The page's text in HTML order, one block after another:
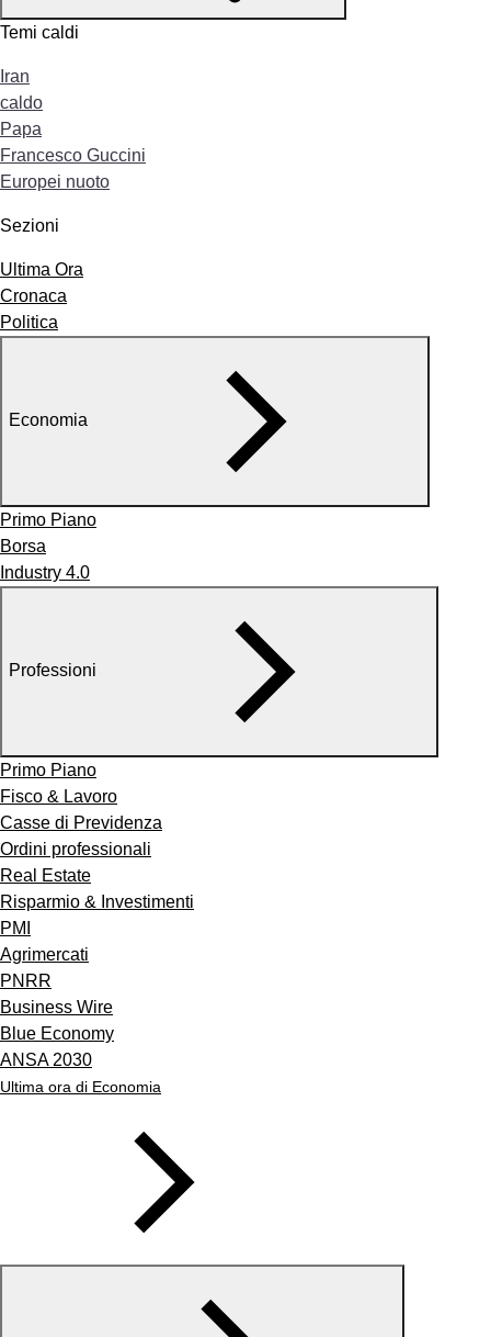
Temi caldi
Iran
caldo
Papa
Francesco Guccini
Europei nuoto
Sezioni
Ultima Ora
Cronaca
Politica
Economia
Primo Piano
Borsa
Industry 4.0
Professioni
Primo Piano
Fisco & Lavoro
Casse di Previdenza
Ordini professionali
Real Estate
Risparmio & Investimenti
PMI
Agrimercati
PNRR
Business Wire
Blue Economy
ANSA 2030
Ultima ora di Economia